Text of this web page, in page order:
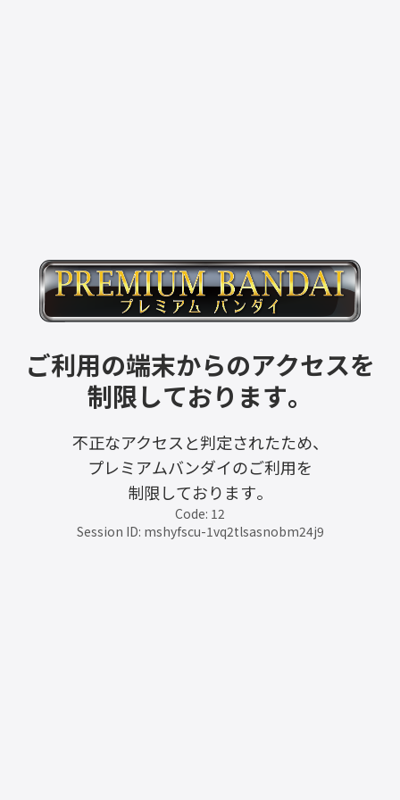
ご利用の端末からのアクセスを
制限しております。
不正なアクセスと判定されたため、
プレミアムバンダイのご利用を
制限しております。
Code: 12
Session ID: mshyfscu-1vq2tlsasnobm24j9